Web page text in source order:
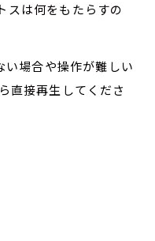
スは何をもたらすの
場合や操作が難しい
直接再生してくださ